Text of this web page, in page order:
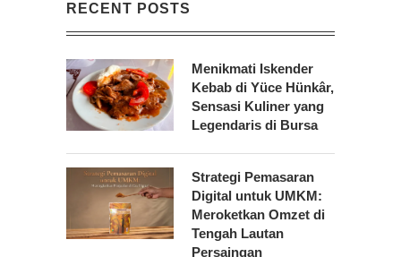
RECENT POSTS
Menikmati Iskender
Kebab di Yüce Hünkâr,
Sensasi Kuliner yang
Legendaris di Bursa
Strategi Pemasaran
Digital untuk UMKM:
Meroketkan Omzet di
Tengah Lautan
Persaingan